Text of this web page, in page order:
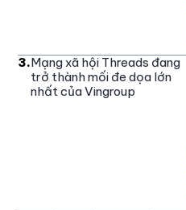
3.Mạng xã hội Threads đang
trở thành mối đe dọa lớn
nhất của Vingroup